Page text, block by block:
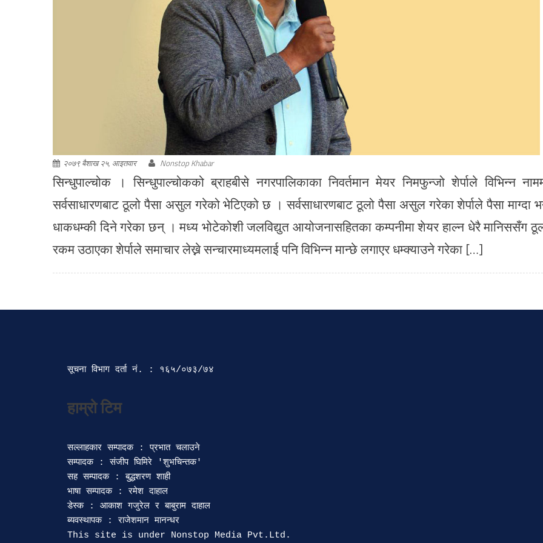
२०७९ बैशाख २५, आइतवार Nonstop Khabar
सिन्धुपाल्चोक । सिन्धुपाल्चोकको ब्राहबीसे नगरपालिकाका निवर्तमान मेयर निमफुन्जो शेर्पाले विभिन्न
सर्वसाधारणबाट ठूलो पैसा असुल गरेको भेटिएको छ । सर्वसाधारणबाट ठूलो पैसा असुल गरेका शेर्पाले पैसा माग्दा
धाकधम्की दिने गरेका छन् । मध्य भोटेकोशी जलविद्युत आयोजनासहितका कम्पनीमा शेयर हाल्न धेरै मानिससँग
रकम उठाएका शेर्पाले समाचार लेख्ने सन्चारमाध्यमलाई पनि विभिन्न मान्छे लगाएर धम्क्याउने गरेका […]
सूचना विभाग दर्ता‍ नं. : १६५/०७३/७४
हाम्रो टिम
सल्लाहकार सम्पादक : प्रभात चलाउने
सम्पादक : संजीप घिमिरे 'शुभचिन्तक'
सह सम्पादक : बुद्धशरण शाही
भाषा सम्पादक : रमेश दाहाल
डेस्क : आकाश गजुरेल र बाबुराम दाहाल
ब्यवस्थापक : राजेशमान मानन्धर